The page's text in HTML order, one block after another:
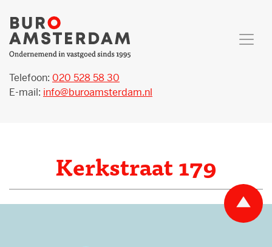
Telefoon: 020 528 58 30
E-mail: info@buroamsterdam.nl
Kerkstraat 179